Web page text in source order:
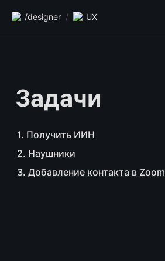
/designer / UX
Задачи
1. Получить ИИН
2. Наушники
3. Добавление контакта в Zoom